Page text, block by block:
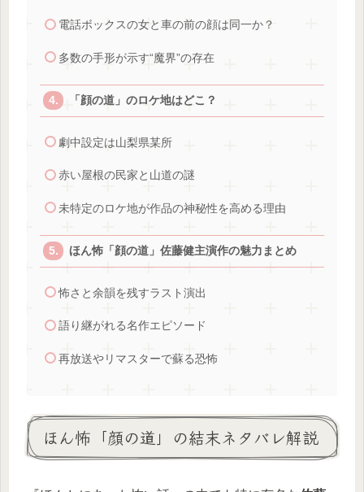
電話ボックスの女と車の前の顔は同一か？
多数の手形が示す“魔界”の存在
「顔の道」のロケ地はどこ？
劇中設定は山梨県某所
赤い屋根の民家と山道の謎
未特定のロケ地が作品の神秘性を高める理由
ほん怖「顔の道」佐藤健主演作の魅力まとめ
怖さと余韻を残すラスト演出
語り継がれる名作エピソード
再放送やリマスターで蘇る恐怖
ほん怖「顔の道」の結末ネタバレ解説